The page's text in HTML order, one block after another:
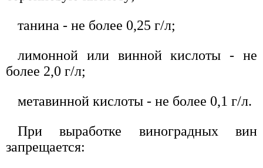
танина - не более 0,25 г/л;
лимонной или винной кислоты - не
более 2,0 г/л;
метавинной кислоты - не более 0,1 г/л.
При выработке виноградных вин
запрещается: